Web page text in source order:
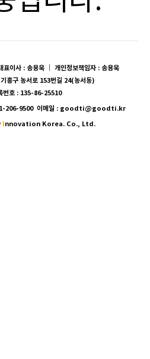
이사 : 송용욱 ｜ 개인정보책임자 : 송용욱
흥구 농서로 153번길 24(농서동)
번호 : 135-86-25510
206-9500 이메일 : goodti@goodti.kr
Innovation Korea. Co., Ltd.